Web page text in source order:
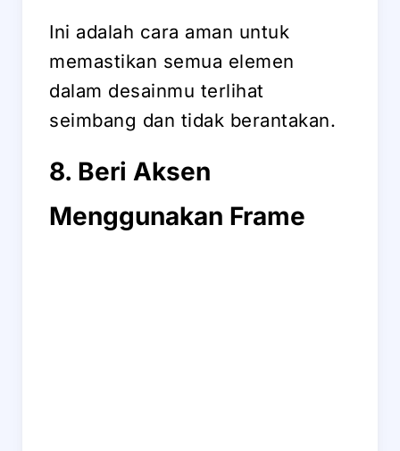
Ini adalah cara aman untuk
memastikan semua elemen
dalam desainmu terlihat
seimbang dan tidak berantakan.
8. Beri Aksen
Menggunakan Frame